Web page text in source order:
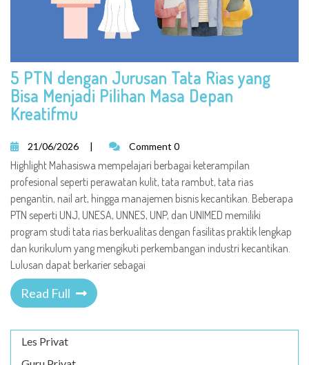
5 PTN dengan Jurusan Tata Rias yang
Bisa Menjadi Pilihan Masa Depan
Kreatifmu
21/06/2026 | Comment 0
Highlight Mahasiswa mempelajari berbagai keterampilan
profesional seperti perawatan kulit, tata rambut, tata rias
pengantin, nail art, hingga manajemen bisnis kecantikan. Beberapa
PTN seperti UNJ, UNESA, UNNES, UNP, dan UNIMED memiliki
program studi tata rias berkualitas dengan fasilitas praktik lengkap
dan kurikulum yang mengikuti perkembangan industri kecantikan.
Lulusan dapat berkarier sebagai
Read Full
Les Privat